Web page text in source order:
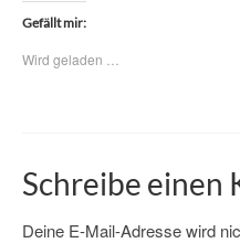
Gefällt mir:
Wird geladen …
Schreibe einen
Deine E-Mail-Adresse wird